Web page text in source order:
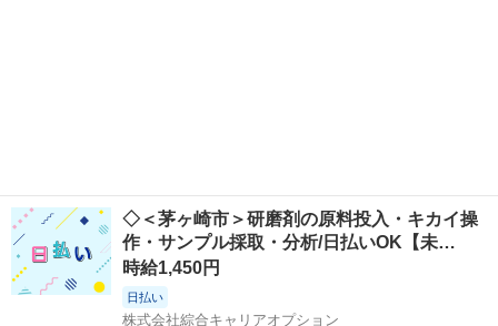
◇＜茅ヶ崎市＞研磨剤の原料投入・キカイ操
作・サンプル採取・分析/日払いOK【未…
時給1,450円
日払い
株式会社綜合キャリアオプション